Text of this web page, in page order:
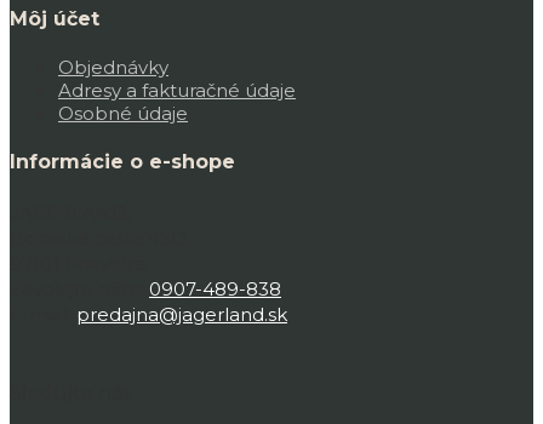
Môj účet
Objednávky
Adresy a fakturačné údaje
Osobné údaje
Informácie o e-shope
0907-489-838
predajna@jagerland.sk